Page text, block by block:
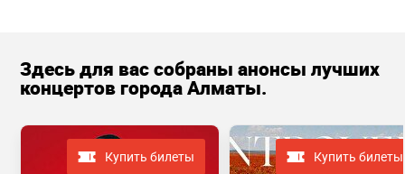
Здесь для вас собраны анонсы лучших
концертов города Алматы.
Купить билеты Купить билеты